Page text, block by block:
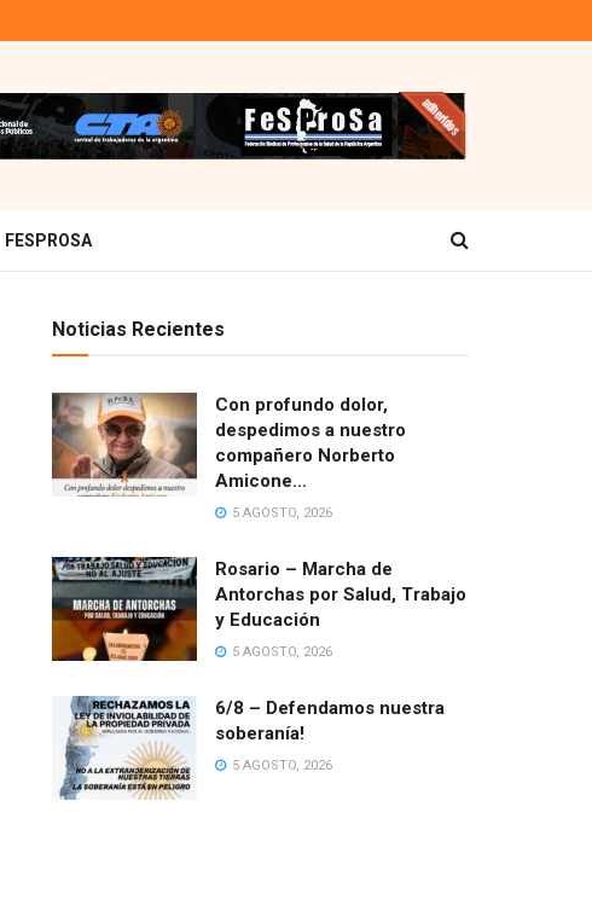
FESPROSA
Noticias Recientes
Con profundo dolor,
despedimos a nuestro
compañero Norberto
Amicone…
5 AGOSTO, 2026
Rosario – Marcha de
Antorchas por Salud, Trabajo
y Educación
5 AGOSTO, 2026
6/8 – Defendamos nuestra
soberanía!
5 AGOSTO, 2026